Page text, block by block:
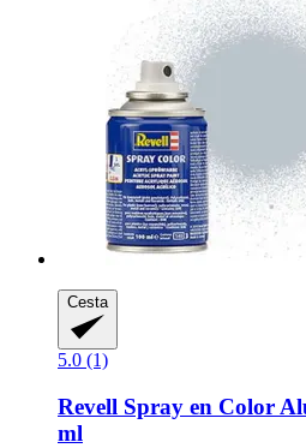
Cesta
5.0 (1)
Revell Spray en Color
ml